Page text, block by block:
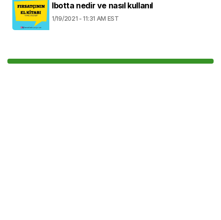
Ibotta nedir ve nasıl kullanıl
1/19/2021 - 11:31 AM EST